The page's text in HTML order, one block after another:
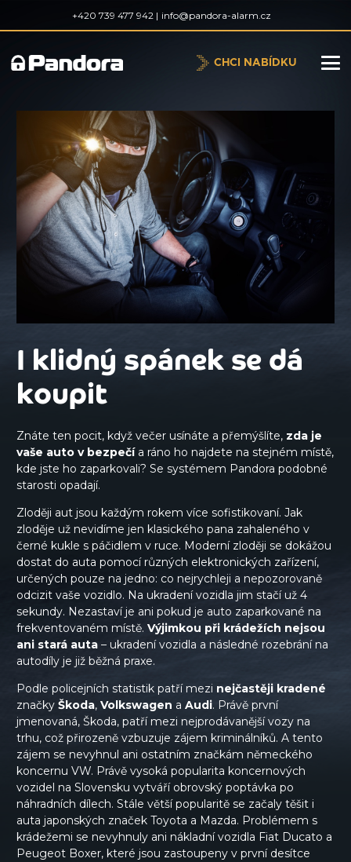
+420 739 477 942 | info@pandora-alarm.cz
CHCI NABÍDKU
I klidný spánek se dá
koupit
Znáte ten pocit, když večer usínáte a přemýšlíte, zda je
vaše auto v bezpečía ráno ho najdete na stejném místě,
kde jste ho zaparkovali? Se systémem Pandora podobné
starosti opadají.
Zloději aut jsou každým rokem více sofistikovaní. Jak
zloděje už nevidíme jen klasického pana zahaleného v
černé kukle s páčidlem v ruce. Moderní zloději se dokážou
dostat do auta pomocí různých elektronických zařízení,
určených pouze na jedno: co nejrychleji a nepozorovaně
odcizit vaše vozidlo. Na ukradení vozidla jim stačí už 4
sekundy. Nezastaví je ani pokud je auto zaparkované na
frekventovaném místě. Výjimkou při krádežích nejsou
ani stará auta – ukradení vozidla a následné rozebrání na
autodíly je již běžná praxe.
Podle policejních statistik patří mezi nejčastěji kradené
značky Škoda, Volkswagen a Audi. Právě první
jmenovaná, Škoda, patří mezi nejprodávanější vozy na
trhu, což přirozeně vzbuzuje zájem kriminálníků. A tento
zájem se nevyhnul ani ostatním značkám německého
koncernu VW. Právě vysoká popularita koncernových
vozidel na Slovensku vytváří obrovský poptávka po
náhradních dílech. Stále větší popularitě se začaly těšit i
auta japonských značek Toyota a Mazda. Problémem s
krádežemi se nevyhnuly ani nákladní vozidla Fiat Ducato a
Peugeot Boxer, které jsou zastoupeny v první desítce